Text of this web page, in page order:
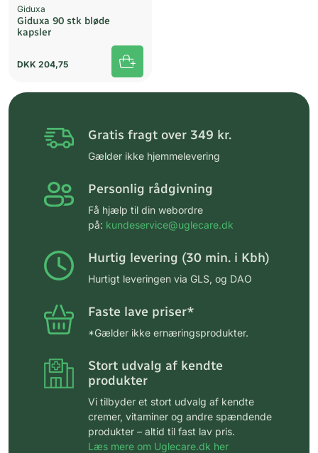
Giduxa
Giduxa 90 stk bløde
kapsler
DKK 204,75
Gratis fragt over 349 kr.
Gælder ikke hjemmelevering
Personlig rådgivning
Få hjælp til din webordre
på: kundeservice@uglecare.dk
Hurtig levering (30 min. i Kbh)
Hurtigt leveringen via GLS, og DAO
Faste lave priser*
*Gælder ikke ernæringsprodukter.
Stort udvalg af kendte
produkter
Vi tilbyder et stort udvalg af kendte
cremer, vitaminer og andre spændende
produkter – altid til fast lav pris.
Læs mere om Uglecare.dk her